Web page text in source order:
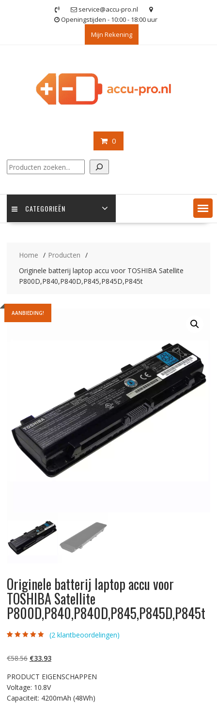
service@accu-pro.nl
Openingstijden - 10:00 - 18:00 uur
Mijn Rekening
0
Zoeken
CATEGORIEËN
Home
Producten
Originele batterij laptop accu voor TOSHIBA Satellite
P800D,P840,P840D,P845,P845D,P845t
AANBIEDING!
Originele batterij laptop accu voor
TOSHIBA Satellite
P800D,P840,P840D,P845,P845D,P845t
klantbeoordelinge
(2klantbeoordelingen)
€58.56 Oorspronkelijke
was:
€58.56.
€33.93Huidige
is:
€33.93.
PRODUCT EIGENSCHAPPEN
Voltage: 10.8V
Capaciteit: 4200mAh (48Wh)